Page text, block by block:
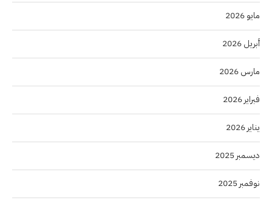
مايو 2026
أبريل 2026
مارس 2026
فبراير 2026
يناير 2026
ديسمبر 2025
نوفمبر 2025